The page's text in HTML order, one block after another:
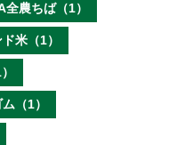
全農ちば（1）
米（1）
（1）